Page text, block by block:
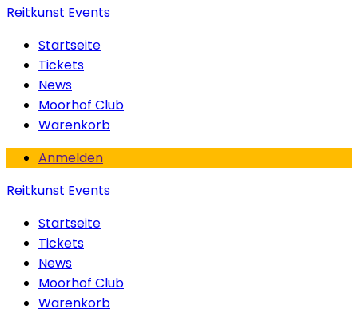
Reitkunst Events
Startseite
Tickets
News
Moorhof Club
Warenkorb
Anmelden
Reitkunst Events
Startseite
Tickets
News
Moorhof Club
Warenkorb